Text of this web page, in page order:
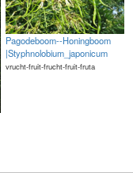
Pagodeboom--Honingboom
|Styphnolobium_japonicum
vrucht-fruit-frucht-fruit-fruta